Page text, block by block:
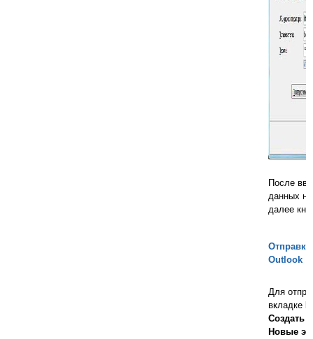
После
данных
далее
Outlook
Для
вкладке
Создать
Новые